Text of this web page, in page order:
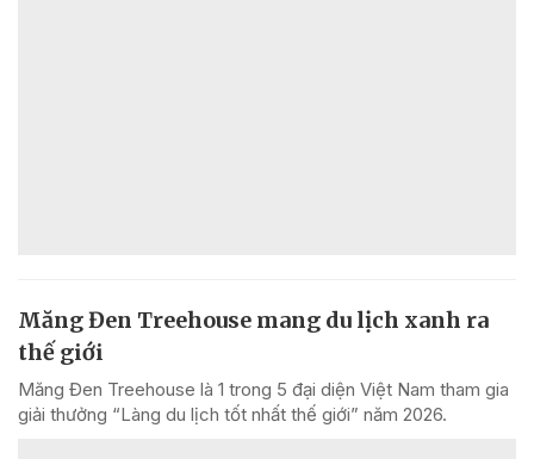
Măng Đen Treehouse mang du lịch xanh ra
thế giới
Măng Đen Treehouse là 1 trong 5 đại diện Việt Nam tham gia
giải thưởng “Làng du lịch tốt nhất thế giới” năm 2026.